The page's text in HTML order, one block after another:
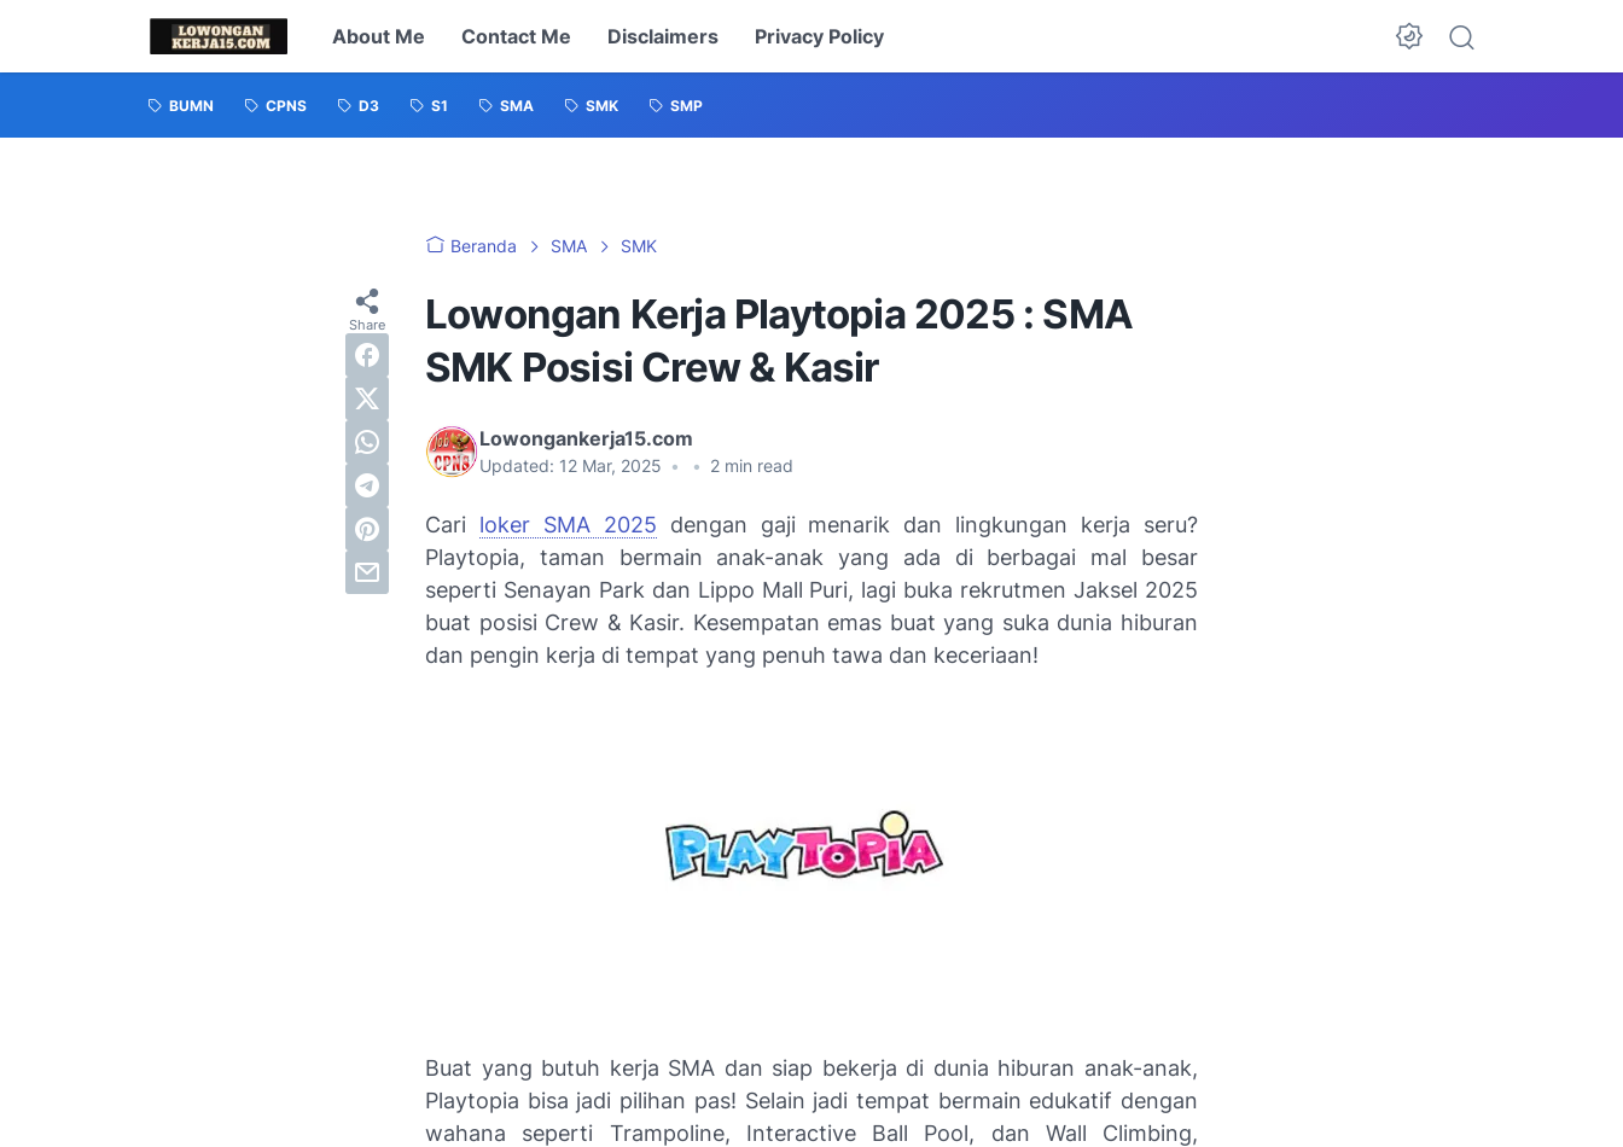
About Me Contact Me Disclaimers Privacy Policy
BUMN CPNS D3 S1 SMA SMK SMP
Beranda SMA SMK
Lowongan Kerja Playtopia 2025 : SMA
SMK Posisi Crew & Kasir
Lowongankerja15.com
Updated: 12 Mar, 2025 • • 2 min read
Cari loker SMA 2025 dengan gaji menarik dan lingkungan kerja seru?
Playtopia, taman bermain anak-anak yang ada di berbagai mal besar
seperti Senayan Park dan Lippo Mall Puri, lagi buka rekrutmen Jaksel 2025
buat posisi Crew & Kasir. Kesempatan emas buat yang suka dunia hiburan
dan pengin kerja di tempat yang penuh tawa dan keceriaan!
Buat yang butuh kerja SMA dan siap bekerja di dunia hiburan anak-anak,
Playtopia bisa jadi pilihan pas! Selain jadi tempat bermain edukatif dengan
wahana seperti Trampoline, Interactive Ball Pool, dan Wall Climbing,